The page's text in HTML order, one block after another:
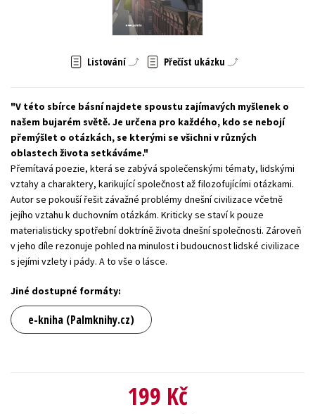
Zahraniční literatura
Listování Přečíst ukázku
V této sbírce básní najdete spoustu zajímavých myšlenek o
našem bujarém světě. Je určena pro každého, kdo se nebojí
přemýšlet o otázkách, se kterými se všichni v různých
oblastech života setkáváme.
Přemítavá poezie, která se zabývá společenskými tématy, lidskými
vztahy a charaktery, karikující společnost až filozofujícími otázkami.
Autor se pokouší řešit závažné problémy dnešní civilizace včetně
jejího vztahu k duchovním otázkám. Kriticky se staví k pouze
materialisticky spotřební doktríně života dnešní společnosti. Zároveň
v jeho díle rezonuje pohled na minulost i budoucnost lidské civilizace
s jejími vzlety i pády. A to vše o lásce.
Jiné dostupné formáty:
e-kniha (Palmknihy.cz)
199 Kč